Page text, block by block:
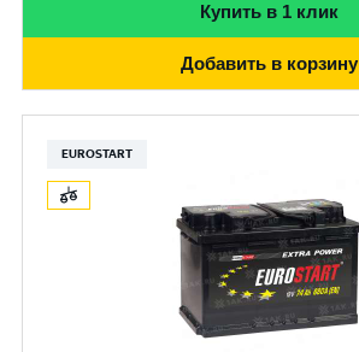
Купить в 1 клик
Добавить в корзину
EUROSTART